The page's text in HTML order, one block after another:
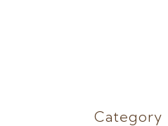
Category